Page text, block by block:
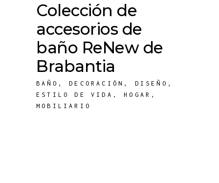
Colección de
accesorios de
baño ReNew de
Brabantia
BAÑO ,DECORACIÓN , DISEÑO ,
ESTILO DE VIDA ,HOGAR ,
MOBILIARIO